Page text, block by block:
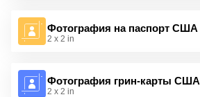
Фотография на паспорт США
2 x 2 in
Фотография грин-карты США
2 x 2 in